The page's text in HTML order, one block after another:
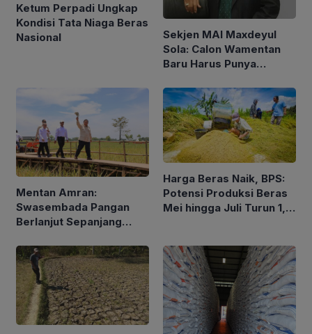
Ketum Perpadi Ungkap
Kondisi Tata Niaga Beras
Nasional
Sekjen MAI Maxdeyul
Sola: Calon Wamentan
Baru Harus Punya
Holistik
Mentan Amran:
Swasembada Pangan
Berlanjut Sepanjang
Harga Beras Naik, BPS:
Potensi Produksi Beras
Mei hingga Juli Turun 1,16